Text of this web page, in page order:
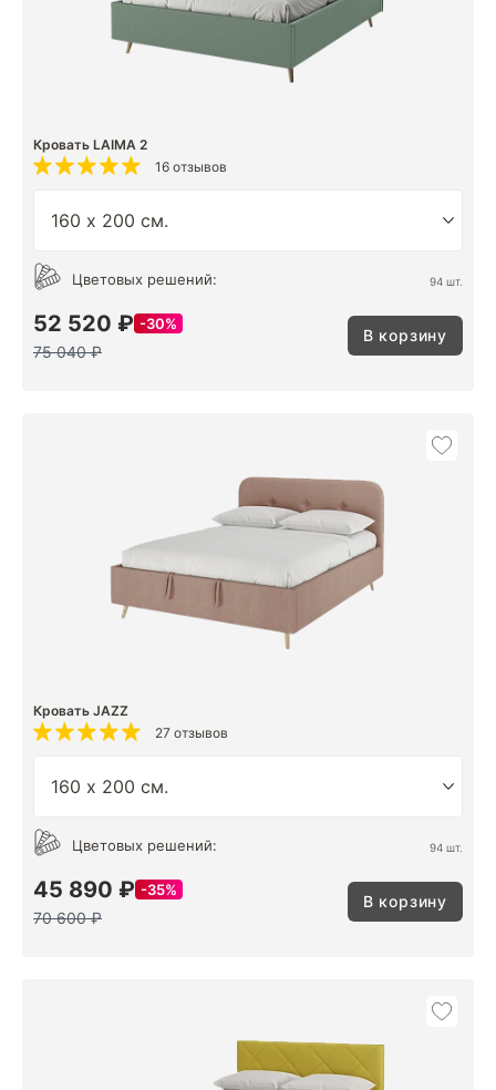
Кровать LAIMA 2
16 отзывов
Цветовых решений: 94 шт.
52 520 ₽ 30%
75 040 ₽
В корзину
Кровать JAZZ
27 отзывов
Цветовых решений: 94 шт.
45 890 ₽ 35%
70 600 ₽
В корзину